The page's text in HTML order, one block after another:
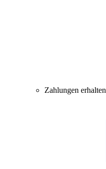
Zahlungen erhalten